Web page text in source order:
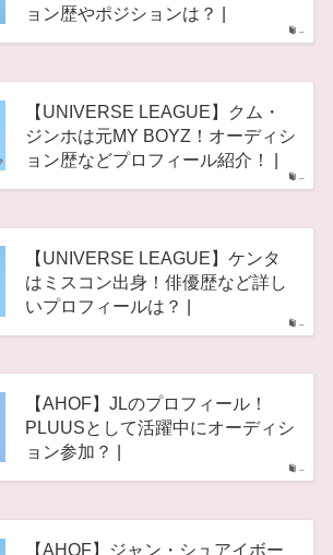
–
ョン歴やポジションは？ |
–
【UNIVERSE LEAGUE】クム・
ジンホは元MY BOYZ！オーディシ
ョン歴などプロフィール紹介！ |
–
【UNIVERSE LEAGUE】ケンタ
はミスコン出身！俳優歴など詳し
いプロフィールは？ |
–
【AHOF】JLのプロフィール！
PLUUSとして活躍中にオーディシ
ョン参加？ |
【AHOF】ジャン・シュアイボー